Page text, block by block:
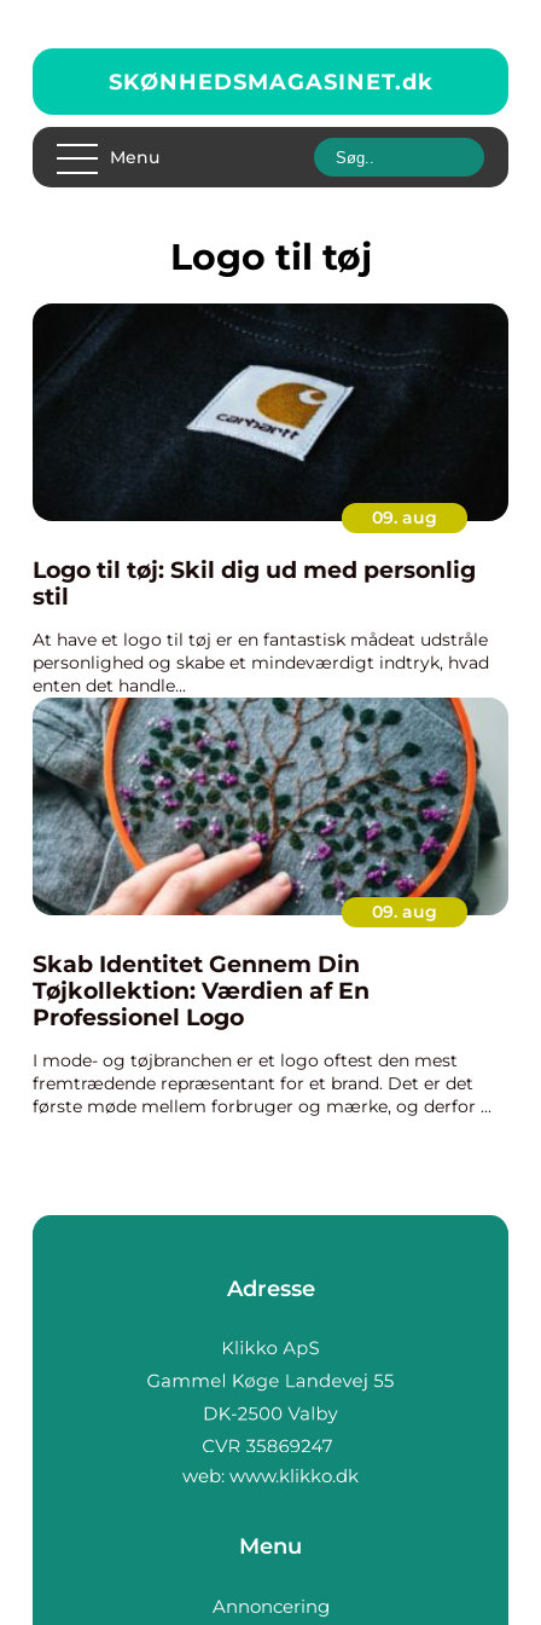
SKØNHEDSMAGASINET.dk
Menu
logo til tøj
09. aug
Logo til tøj: Skil dig ud med personlig
stil
At have et logo til tøj er en fantastisk mådeat udstråle
personlighed og skabe et mindeværdigt indtryk, hvad
enten det handle...
09. aug
Skab Identitet Gennem Din
Tøjkollektion: Værdien af En
Professionel Logo
I mode- og tøjbranchen er et logo oftest den mest
fremtrædende repræsentant for et brand. Det er det
første møde mellem forbruger og mærke, og derfor ...
Adresse
web: www.klikko.dk
Menu
Annoncering